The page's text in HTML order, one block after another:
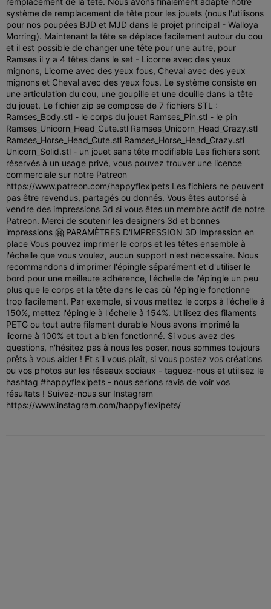
système de remplacement de tête pour les jouets (nous l'utilisons
pour nos poupées BJD et MJD dans le projet principal - Walloya
Morring). Maintenant la tête se déplace facilement autour du cou
et il est possible de changer une tête pour une autre, pour
Ramses il y a 4 têtes dans le set - Licorne avec des yeux
mignons, Licorne avec des yeux fous, Cheval avec des yeux
mignons et Cheval avec des yeux fous. Le système consiste en
une articulation du cou, une goupille et une douille dans la tête
du jouet. Le fichier zip se compose de 7 fichiers STL :
Ramses_Body.stl - le corps du jouet Ramses_Pin.stl - le pin
Ramses_Unicorn_Head_Cute.stl Ramses_Unicorn_Head_Crazy.stl
Ramses_Horse_Head_Cute.stl Ramses_Horse_Head_Crazy.stl
Unicorn_Solid.stl - un jouet sans tête modifiable Les fichiers sont
réservés à un usage privé, vous pouvez trouver une licence
commerciale sur notre Patreon
https://www.patreon.com/happyflexipets Les fichiers ne peuvent
pas être revendus, partagés ou donnés. Vous êtes autorisé à
vendre des impressions 3d si vous êtes un membre actif de notre
Patreon. Merci de soutenir les designers 3d et bonnes
impressions 🤗 PARAMÈTRES D'IMPRESSION 3D Impression en
place Vous pouvez imprimer le corps et les têtes ensemble à
l'échelle que vous voulez, aucun support n'est nécessaire. Nous
recommandons d'imprimer l'épingle séparément et d'utiliser le
bord pour une meilleure adhérence, l'échelle de l'épingle un peu
plus que le corps et la tête dans le cas où l'épingle fonctionne
trop facilement. Par exemple, si vous mettez le corps à l'échelle à
150%, mettez l'épingle à l'échelle à 154%. Utilisez des filaments
PETG ou tout autre filament durable Nous avons imprimé la
licorne à 100% et tout a bien fonctionné. Si vous avez des
questions, n'hésitez pas à nous les poser, nous sommes toujours
prêts à vous aider ! Et s'il vous plaît, si vous postez vos créations
ou vos photos sur les réseaux sociaux - taguez-nous et utilisez le
hashtag #happyflexipets - nous serions ravis de voir vos
résultats ! Suivez-nous sur Instagram
https://www.instagram.com/happyflexipets/